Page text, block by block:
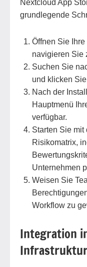
Nextcloud App
grundlegende
Öffnen Sie
navigieren Sie
Suchen Sie
und klicken Sie
Nach der
Hauptmenü
verfügbar.
Starten Sie mit
Risikomatrix,
Unternehmen
Weisen Sie
Workflow zu
Integration